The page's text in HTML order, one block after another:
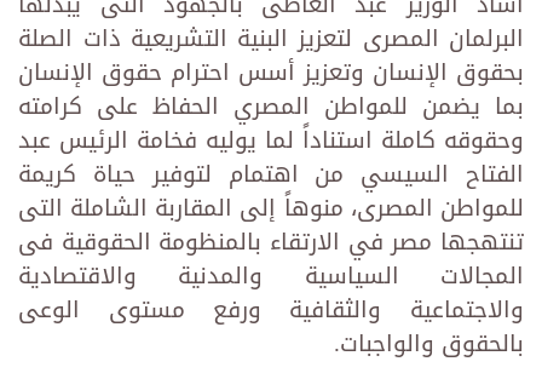
البرلمان المصرى لتعزيز البنية التشريعية ذات الصلة
بحقوق الإنسان وتعزيز أسس احترام حقوق الإنسان
بما يضمن للمواطن المصري الحفاظ على كرامته
وحقوقه كاملة استناداً لما يوليه فخامة الرئيس عبد
الفتاح السيسي من اهتمام لتوفير حياة كريمة
للمواطن المصرى، منوهاً إلى المقاربة الشاملة التى
تنتهجها مصر في الارتقاء بالمنظومة الحقوقية فى
المجالات السياسية والمدنية والاقتصادية
والاجتماعية والثقافية ورفع مستوى الوعى
بالحقوق والواجبات.